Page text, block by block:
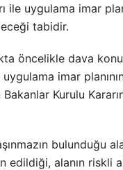
ile uygulama imar
tabidir.
öncelikle dava
imar
Kurulu
bulunduğu
edildiği, alanın riskli